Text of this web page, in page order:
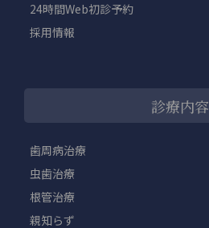
24時間Web初診予約
採用情報
診療内容
歯周病治療
虫歯治療
根管治療
親知らず